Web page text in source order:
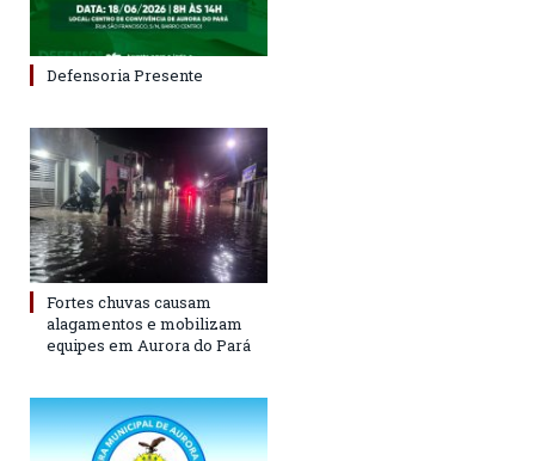
Defensoria Presente
Fortes chuvas causam
alagamentos e mobilizam
equipes em Aurora do Pará